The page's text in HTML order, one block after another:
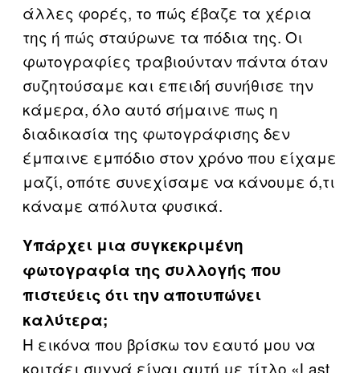
άλλες φορές, το πώς έβαζε τα χέρια
της ή πώς σταύρωνε τα πόδια της. Οι
φωτογραφίες τραβιούνταν πάντα όταν
συζητούσαμε και επειδή συνήθισε την
κάμερα, όλο αυτό σήμαινε πως η
διαδικασία της φωτογράφισης δεν
έμπαινε εμπόδιο στον χρόνο που είχαμε
μαζί, οπότε συνεχίσαμε να κάνουμε ό,τι
κάναμε απόλυτα φυσικά.
Υπάρχει μια συγκεκριμένη
φωτογραφία της συλλογής που
πιστεύεις ότι την αποτυπώνει
καλύτερα;
Η εικόνα που βρίσκω τον εαυτό μου να
κοιτάει συχνά είναι αυτή με τίτλο «Last